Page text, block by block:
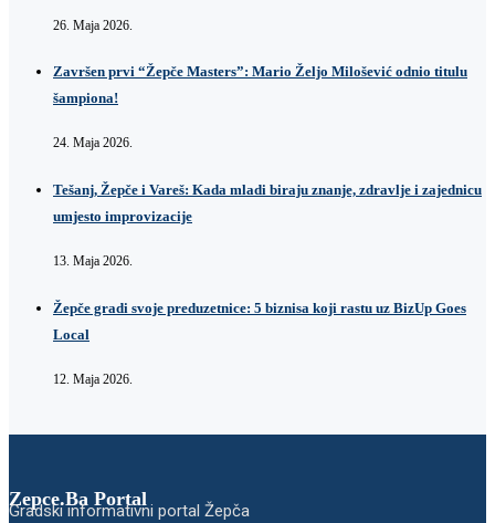
26. Maja 2026.
Završen prvi “Žepče Masters”: Mario Željo Milošević odnio titulu
šampiona!
24. Maja 2026.
Tešanj, Žepče i Vareš: Kada mladi biraju znanje, zdravlje i zajednicu
umjesto improvizacije
13. Maja 2026.
Žepče gradi svoje preduzetnice: 5 biznisa koji rastu uz BizUp Goes
Local
12. Maja 2026.
Zepce.Ba Portal
Gradski informativni portal Žepča